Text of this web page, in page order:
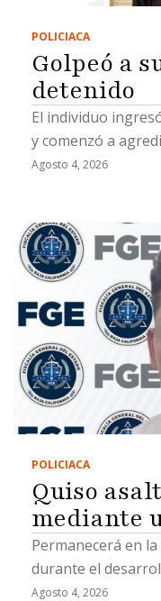
POLICIACA
Golpeó a
detenido
El individuo
y comenzó a
Agosto 4, 2026
POLICIACA
Quiso
mediante
Permanecerá en
durante el
Agosto 4, 2026